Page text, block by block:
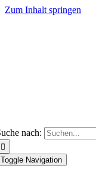
Zum Inhalt springen
nach:
Toggle Navigation